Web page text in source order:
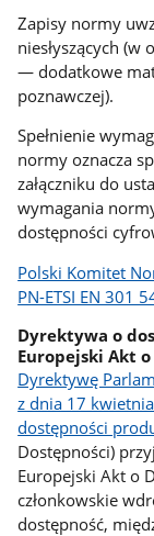
Zapisy normy
niesłyszących (w
— dodatkowe
poznawczej).
Spełnienie
normy oznacza
załączniku do
wymagania
dostępności
Polski Komitet
PN-ETSI EN 301
Dyrektywa o
Europejski Akt o
Dyrektywę
z dnia 17
dostępności
Dostępności)
Europejski Akt o
członkowskie
dostępność,